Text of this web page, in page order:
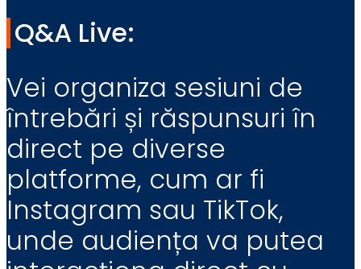
Q&A Live:
Vei organiza sesiuni de
întrebări și răspunsuri în
direct pe diverse
platforme, cum ar fi
Instagram sau TikTok,
unde audiența va putea